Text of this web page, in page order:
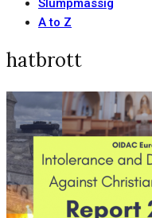
Slumpmässig
A to Z
hatbrott